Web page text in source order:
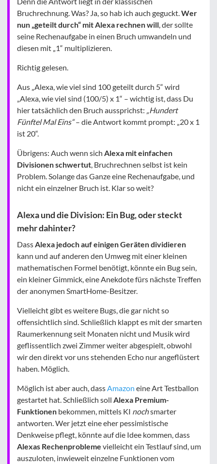
Bruchrechnung. Was? Ja, so hab ich auch geguckt.Wer
nun „geteilt durch“ mit Alexa rechnen will, der sollte
seine Rechenaufgabe in einen Bruch umwandeln und
diesen mit „1“ multiplizieren.
Richtig gelesen.
Aus „Alexa, wie viel sind 100 geteilt durch 5“ wird
„Alexa, wie viel sind (100/5) x 1“ – wichtig ist, dass Du
hier tatsächlich den Bruch aussprichst: „Hundert
Fünftel Mal Eins“– die Antwort kommt prompt: „20 x 1
ist 20“.
Übrigens: Auch wenn sich Alexa mit einfachen
Divisionen schwertut, Bruchrechnen selbst ist kein
Problem. Solange das Ganze eine Rechenaufgabe, und
nicht ein einzelner Bruch ist. Klar so weit?
Alexa und die Division: Ein Bug, oder steckt
mehr dahinter?
DassAlexa jedoch auf einigen Geräten dividieren
kann und auf anderen den Umweg mit einer kleinen
mathematischen Formel benötigt, könnte ein Bug sein,
ein kleiner Gimmick, eine Anekdote fürs nächste Treffen
der anonymen SmartHome-Besitzer.
Vielleicht gibt es weitere Bugs, die gar nicht so
offensichtlich sind. Schließlich klappt es mit der smarten
Raumerkennung seit Monaten nicht und Musik wird
geflissentlich zwei Zimmer weiter abgespielt, obwohl
wir den direkt vor uns stehenden Echo nur angeflüstert
haben. Möglich.
Möglich ist aber auch, dassAmazon eine Art Testballon
gestartet hat. Schließlich soll Alexa Premium-
Funktionen bekommen, mittels KI nochsmarter
antworten. Wer jetzt eine eher pessimistische
Denkweise pflegt, könnte auf die Idee kommen, dass
Alexas Rechenprobleme vielleicht ein Testlauf sind, um
auszuloten, inwieweit einzelne Funktionen vom